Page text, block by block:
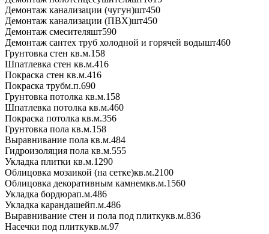
Демонтаж канализации (чугун)шт450
Демонтаж канализации (ПВХ)шт450
Демонтаж смесителяшт590
Демонтаж сантех труб холодной и горячей водышт460
Грунтовка стен кв.м.158
Шпатлевка стен кв.м.416
Покраска стен кв.м.416
Покраска трубм.п.690
Грунтовка потолка кв.м.158
Шпатлевка потолка кв.м.460
Покраска потолка кв.м.356
Грунтовка пола кв.м.158
Выравнивание пола кв.м.484
Гидроизоляция пола кв.м.555
Укладка плитки кв.м.1290
Облицовка мозаикой (на сетке)кв.м.2100
Облицовка декоративным камнемкв.м.1560
Укладка бордюрап.м.486
Укладка карандашейп.м.486
Выравнивание стен и пола под плиткукв.м.836
Насечки под плиткукв.м.97